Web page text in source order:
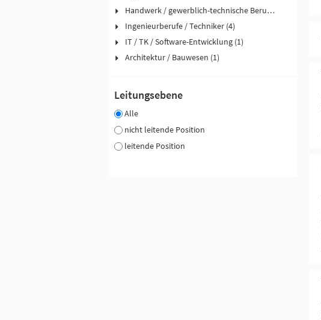
Handwerk / gewerblich-technische Berufe (5)
Ingenieurberufe / Techniker (4)
IT / TK / Software-Entwicklung (1)
Architektur / Bauwesen (1)
Leitungsebene
Alle
nicht leitende Position
leitende Position